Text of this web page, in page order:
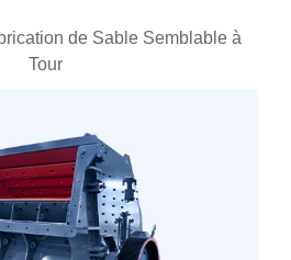
de Sable Semblable à
Tour